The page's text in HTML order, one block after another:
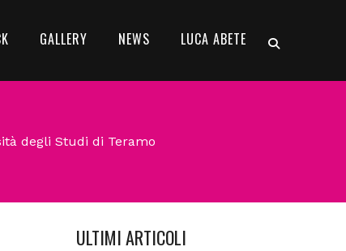
GALLERY NEWS LUCA ABETE
degli Studi di Teramo
ULTIMI ARTICOLI